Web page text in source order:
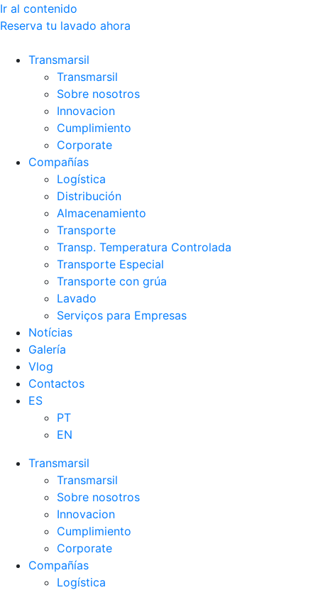
Ir al contenido
Reserva tu lavado ahora
Transmarsil
Transmarsil
Sobre nosotros
Innovacion
Cumplimiento
Corporate
Compañías
Logística
Distribución
Almacenamiento
Transporte
Transp. Temperatura Controlada
Transporte Especial
Transporte con grúa
Lavado
Serviços para Empresas
Notícias
Galería
Vlog
Contactos
ES
PT
EN
Transmarsil
Transmarsil
Sobre nosotros
Innovacion
Cumplimiento
Corporate
Compañías
Logística